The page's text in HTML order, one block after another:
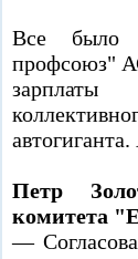
Все было
профсоюз"
Петр
комитета
—